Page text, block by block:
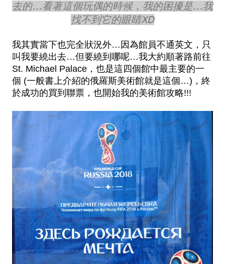
去的…看著這個玩偶的時候，我的困擾是…我
找不到它的眼睛XD
我其實當下也完全狀況外…因為館員不通英文，只
叫我要繞出去…但要繞到哪呢…我大約順著路前往
St. Michael Palace，也是這四個館中最主要的一
個 (一般書上介紹的俄羅斯美術館就是這個…)，終
於成功的買到聯票，也開始我的美術館攻略!!!